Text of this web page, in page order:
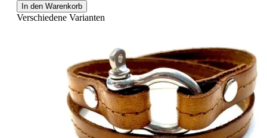
In den Warenkorb
Verschiedene Varianten